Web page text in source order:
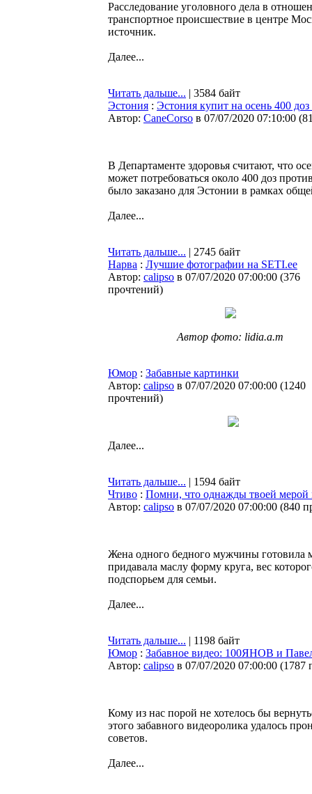
Расследование уголовного дела в
транспортное происшествие в центре
источник.
Далее...
Читать дальше... | 3584 байт
Эстония : Эстония купит на осень 400
Автор: CaneCorso в 07/07/2020 07:10:00 (
В Департаменте здоровья считают, что
может потребоваться около 400 доз
было заказано для Эстонии в рамках
Далее...
Читать дальше... | 2745 байт
Нарва : Лучшие фотографии на SETI.ee
Автор: calipso в 07/07/2020 07:00:00 (376
прочтений)
Автор фото: lidia.a.m
Юмор : Забавные картинки
Автор: calipso в 07/07/2020 07:00:00 (1240
прочтений)
Далее...
Читать дальше... | 1594 байт
Чтиво : Помни, что однажды твоей мерой
Автор: calipso в 07/07/2020 07:00:00 (840
Жена одного бедного мужчины готовила
придавала маслу форму круга, вес
подспорьем для семьи.
Далее...
Читать дальше... | 1198 байт
Юмор : Забавное видео: 100ЯНОВ и
Автор: calipso в 07/07/2020 07:00:00 (1787
Кому из нас порой не хотелось бы
этого забавного видеоролика удалось
советов.
Далее...